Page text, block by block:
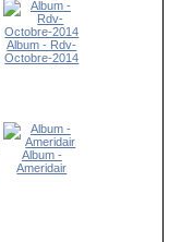
Album - Rdv-
Octobre-2014
Album -
Ameridair